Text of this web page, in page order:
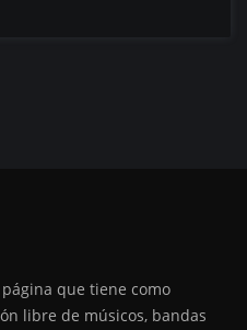
que tiene como
libre de músicos, bandas